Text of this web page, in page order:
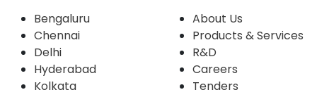
Bengaluru
Chennai
Delhi
Hyderabad
Kolkata
About Us
Products & Services
R&D
Careers
Tenders